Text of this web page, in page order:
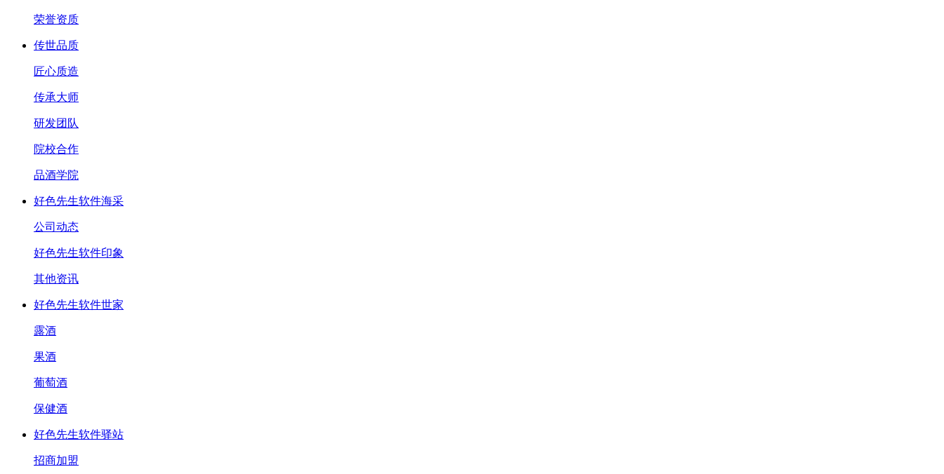
荣誉资质
传世品质
匠心质造
传承大师
研发团队
院校合作
品酒学院
好色先生软件海采
公司动态
好色先生软件印象
其他资讯
好色先生软件世家
露酒
果酒
葡萄酒
保健酒
好色先生软件驿站
招商加盟